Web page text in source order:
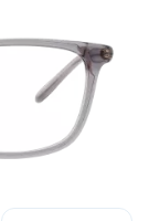
Belépőár